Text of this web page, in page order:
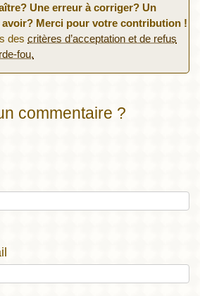
Une erreur à corriger? Un
avoir? Merci pour votre contribution !
descritères d’acceptation et de refus
fou.
commentaire ?